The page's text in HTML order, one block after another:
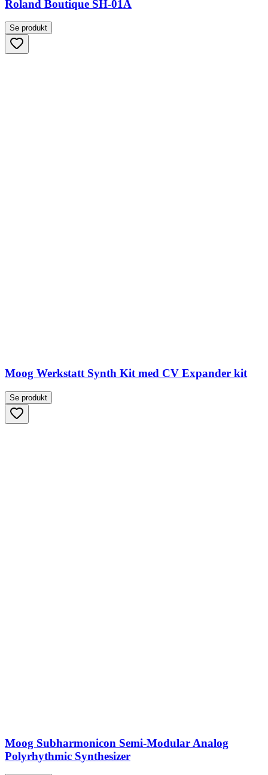
Roland Boutique SH-01A
Se produkt
Moog Werkstatt Synth Kit med CV Expander kit
Se produkt
Moog Subharmonicon Semi-Modular Analog
Polyrhythmic Synthesizer